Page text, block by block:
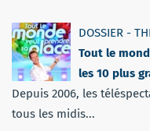
DOSSIER -
Tout le
les 10 plus
Depuis 2006, les
tous les midis...